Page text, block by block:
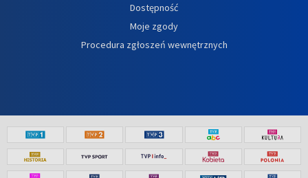
Dostępność
Moje zgody
Procedura zgłoszeń wewnętrznych